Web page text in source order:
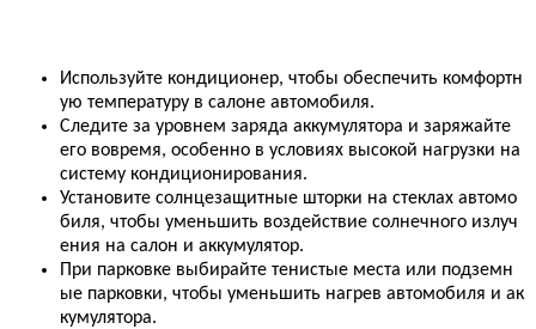
Используйте кондиционер, чтобы обеспечить комфортн
ую температуру в салоне автомобиля.
Следите за уровнем заряда аккумулятора и заряжайте
его вовремя, особенно в условиях высокой нагрузки на
систему кондиционирования.
Установите солнцезащитные шторки на стеклах автомо
биля, чтобы уменьшить воздействие солнечного излуч
ения на салон и аккумулятор.
При парковке выбирайте тенистые места или подземн
ые парковки, чтобы уменьшить нагрев автомобиля и ак
кумулятора.